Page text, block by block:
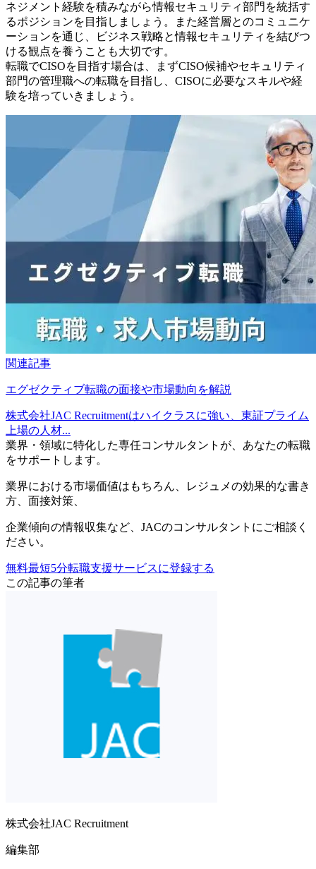
ネジメント経験を積みながら情報セキュリティ部門を統括す
るポジションを目指しましょう。また経営層とのコミュニケ
ーションを通じ、ビジネス戦略と情報セキュリティを結びつ
ける観点を養うことも大切です。
転職でCISOを目指す場合は、まずCISO候補やセキュリティ
部門の管理職への転職を目指し、CISOに必要なスキルや経
験を培っていきましょう。
関連記事
エグゼクティブ転職の面接や市場動向を解説
株式会社JAC Recruitmentはハイクラスに強い、東証プライム
上場の人材...
業界・領域に特化した専任コンサルタントが、 あなたの転職
をサポートします。
業界における市場価値はもちろん、
レジュメの効果的な書き
方
面接対策
企業傾向の情報収集など、 JACのコンサルタントにご相談く
ださい。
無料最短5分転職支援サービスに登録する
この記事の筆者
株式会社JAC Recruitment
編集部